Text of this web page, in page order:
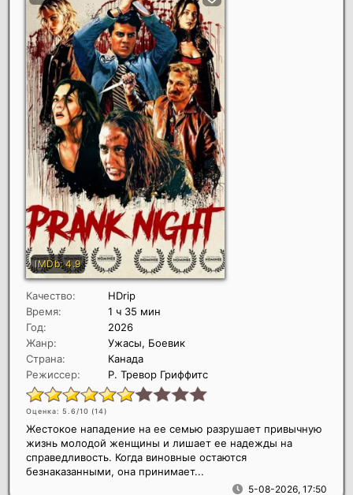
Качество:
HDrip
Время:
1 ч 35 мин
Год:
2026
Жанр:
Ужасы, Боевик
Страна:
Канада
Режиссер:
Р. Тревор Гриффитс
Оценка: 5.6/10 (14)
5-08-2026, 17:50
Жестокое нападение на ее семью разрушает привычную
жизнь молодой женщины и лишает ее надежды на
справедливость. Когда виновные остаются
безнаказанными, она принимает...